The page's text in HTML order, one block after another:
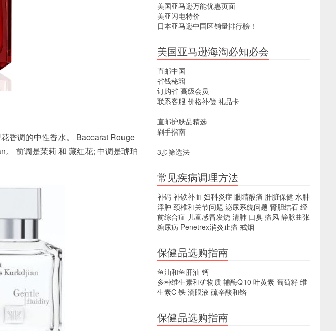
香调的中性香水。 Baccarat Rouge
前调是茉莉 和 藏红花; 中调是琥珀
美国亚马逊万能优惠页面
美亚闪电特价
日本亚马逊中国区销量排行榜！
美国亚马逊海淘必知必会
直邮中国
省钱秘籍
订购省 高级会员
联系客服 价格补偿 礼品卡
直邮护肤品精选
剁手指南
3步筛选法
常见疾病调理方法
补钙 补铁补血 妇科炎症 眼睛酸痛 肝脏保健 水肿
浮肿 颈椎和关节问题 泌尿系统问题 肾胆结石 经
前综合症 儿童感冒发烧 清肺 口臭 痛风 静脉曲张
糖尿病 Penetrex消炎止痛 戒烟
保健品选购指南
鱼油和鱼肝油 钙
多种维生素和矿物质 辅酶Q10 叶黄素 葡萄籽 维
生素C 铁 滴眼液 硫辛酸和铬
保健品选购指南